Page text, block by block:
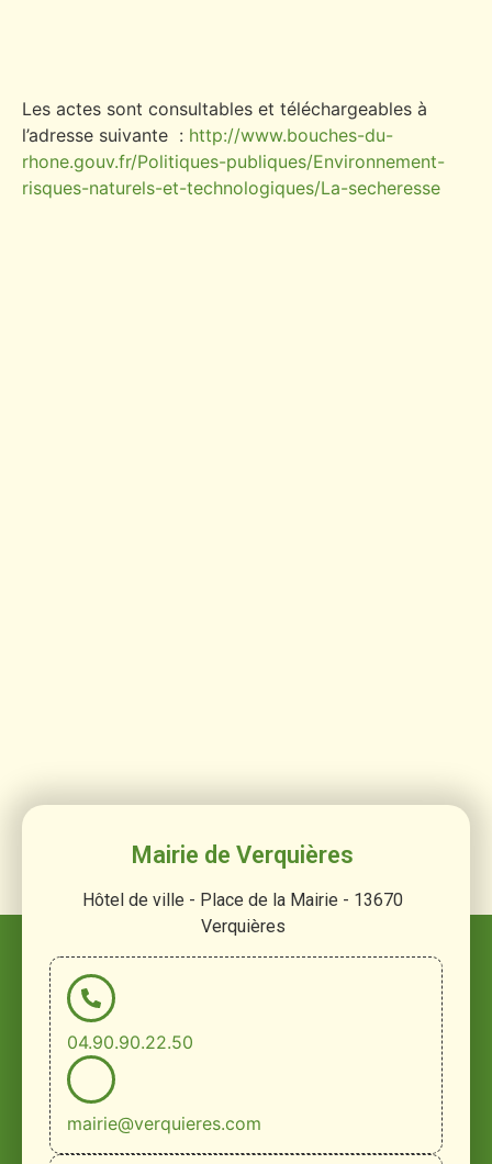
Les actes sont consultables et téléchargeables à
l’adresse suivante : http://www.bouches-du-
rhone.gouv.fr/Politiques-publiques/Environnement-
risques-naturels-et-technologiques/La-secheresse
Mairie de Verquières
Hôtel de ville - Place de la Mairie - 13670
Verquières
04.90.90.22.50
mairie@verquieres.com